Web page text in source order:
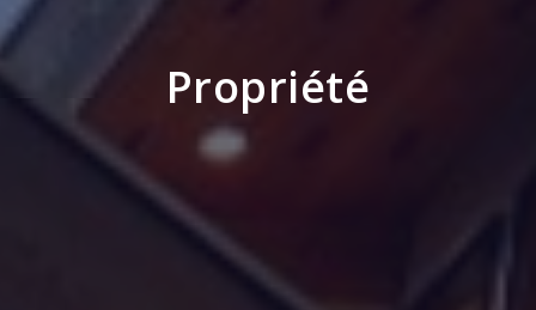
Propriété